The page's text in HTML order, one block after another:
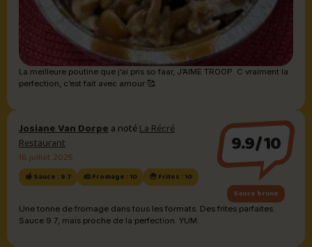
La meilleure poutine que j’ai pris so faar, J’AIME TROOP. C vraiment la
perfection, c’est fait avec amour 🥰
Josiane Van Dorpea notéLa Récré
Restaurant
16 juillet 2025
🍯 Sauce : 9.7 🧀 Fromage : 10 🍟 Frites : 10
9.9/10
Sauce brune
Une tonne de fromage dans tous les formats. Des frites parfaites.
Sauce 9.7, mais proche de la perfection. YUM.